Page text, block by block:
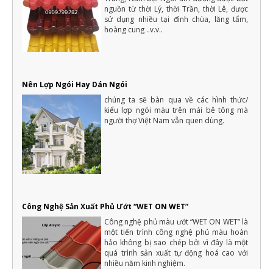
12. Nhà chung cư đang bị “thổi giá”?
13. Tập đoàn MSC đề xuất đầu tư “siêu cảng” quốc tế Cần Giờ – Cái Mép
gần 6 tỷ USD
14. Đã xong móng nhà ga sân bay Long Thành, sẵn sàng khởi công
16. Bất động sản miền Tây Nam bộ giá còn mềm vì “điểm nghẽn” giao
thông
17. Dự báo thị trường bất động sản TP.HCM từ nay đến cuối năm
nguồn từ thời Lý, thời Trần, thời Lê, được
sử dụng nhiều tại đình chùa, lăng tẩm,
hoàng cung ..v.v..
Nên Lợp Ngói Hay Dán Ngói
chúng ta sẽ bàn qua về các hình thức/
kiểu lợp ngói màu trên mái bê tông mà
người thợ Việt Nam vẫn quen dùng.
Công Nghệ Sản Xuất Phủ Ướt “WET ON WET”
Công nghệ phủ màu ướt “WET ON WET” là
một tiến trình công nghệ phủ màu hoàn
hảo không bị sao chép bởi vì đây là một
quá trình sản xuất tự động hoá cao với
nhiều năm kinh nghiệm.